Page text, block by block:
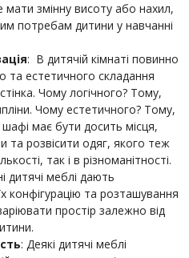
змінну висоту або нахил,
потребам дитини у навчанні
: В дитячій кімнаті повинно
та естетичного складання
Чому логічного? Тому,
Чому естетичного? Тому,
має бути досить місця,
та розвісити одяг, якого теж
так і в різноманітності.
дитячі меблі дають
конфігурацію та розташування
простір залежно від
: Деякі дитячі меблі